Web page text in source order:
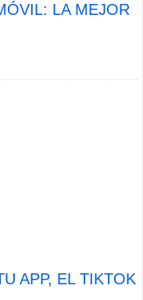
LA MEJOR
APP, EL TIKTOK